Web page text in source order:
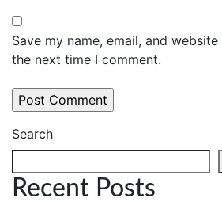
Save my name, email, and
the next time I comment.
Search
Recent Posts